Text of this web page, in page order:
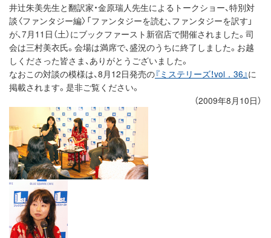
井辻朱美先生と翻訳家・金原瑞人先生によるトークショー、特別対
談〈ファンタジー編〉「ファンタジーを読む、ファンタジーを訳す」
が、7月11日（土）にブックファースト新宿店で開催されました。司
会は三村美衣氏。会場は満席で、盛況のうちに終了しました。お越
しくださった皆さま、ありがとうございました。
なおこの対談の模様は、8月12日発売の『ミステリーズ！vol．36』に
掲載されます。是非ご覧ください。
（2009年8月10日）